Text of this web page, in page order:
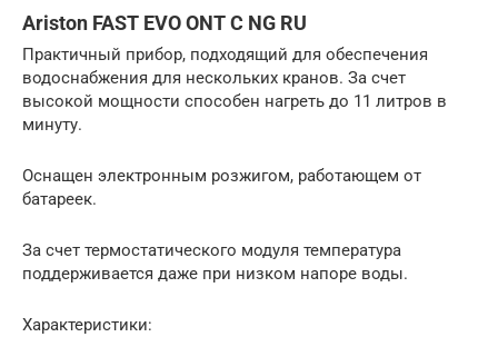
Ariston FAST EVO ONT C NG RU
Практичный прибор, подходящий для обеспечения
водоснабжения для нескольких кранов. За счет
высокой мощности способен нагреть до 11 литров в
минуту.
Оснащен электронным розжигом, работающем от
батареек.
За счет термостатического модуля температура
поддерживается даже при низком напоре воды.
Характеристики: